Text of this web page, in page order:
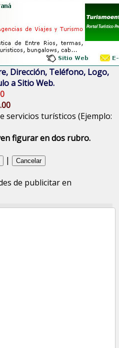
Dirección, Teléfono, Logo,
a Sitio Web.
servicios turísticos (Ejemplo:
figurar en dos rubro.
|
de publicitar en